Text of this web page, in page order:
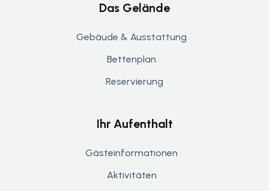
Das Gelände
Gebäude & Ausstattung
Bettenplan
Reservierung
Ihr Aufenthalt
Gästeinformationen
Aktivitäten